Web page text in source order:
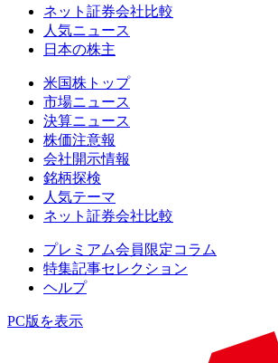
ネット証券会社比較
人気ニュース
日本の株主
米国株トップ
市場ニュース
決算ニュース
株価注意報
会社開示情報
銘柄探検
人気テーマ
ネット証券会社比較
プレミアム会員限定コラム
特集記事セレクション
ヘルプ
PC版を表示